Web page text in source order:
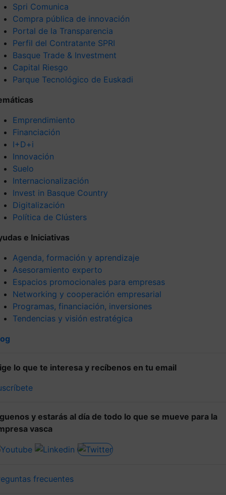
Spri Comunica
Compra pública de innovación
Portal de la Transparencia
Perfil del Contratante SPRI
Basque Trade & Investment
Capital Riesgo
Parque Tecnológico de Euskadi
Emprendimiento
Financiación
I+D+i
Innovación
Suelo
Internacionalización
Invest in Basque Country
Digitalización
Política de Clústers
e Iniciativas
Agenda, formación y aprendizaje
Asesoramiento experto
Espacios promocionales para empresas
Networking y cooperación empresarial
Programas, financiación, inversiones
Tendencias y visión estratégica
lo que te interesa y recíbenos en tu email
y estarás al día de todo lo que se mueve para la
vasca
frecuentes